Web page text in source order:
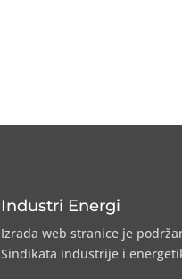
Industri Energi
Izrada web stranice je
Sindikata industrije i